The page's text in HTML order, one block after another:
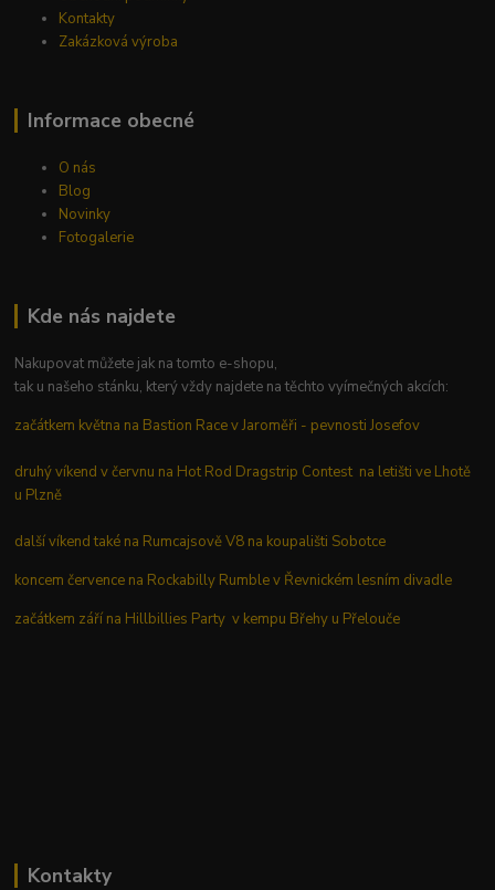
Kontakty
Zakázková výroba
Informace obecné
O nás
Blog
Novinky
Fotogalerie
Kde nás najdete
Nakupovat můžete jak na tomto e-shopu,
tak u našeho stánku, který vždy najdete na těchto vyímečných akcích:
začátkem května na Bastion Race v Jaroměři - pevnosti Josefov
druhý víkend v červnu na Hot Rod Dragstrip Contest na letišti ve Lhotě
u Plzně
další víkend také na Rumcajsově V8 na koupališti Sobotce
koncem července na Rockabilly Rumble v Řevnickém lesním divadle
začátkem září na Hillbillies Party v kempu Břehy u Přelouče
Kontakty